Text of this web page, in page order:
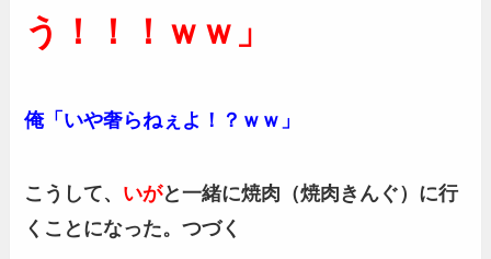
う！！！ｗｗ」
俺「いや奢らねぇよ！？ｗｗ」
こうして、 いがと一緒に焼肉（焼肉きんぐ）に行
くことになった。つづく